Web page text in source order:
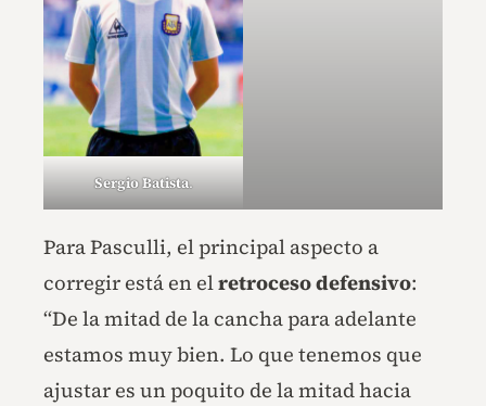
Sergio Batista.
Para Pasculli, el principal aspecto a
corregir está en elretroceso defensivo:
“De la mitad de la cancha para adelante
estamos muy bien. Lo que tenemos que
ajustar es un poquito de la mitad hacia